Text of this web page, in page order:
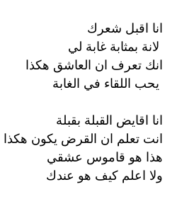
انا اقبل شعرك
ﻻنة بمثابة غابة لي
انك تعرف ان العاشق هكذا
يحب اللقاء في الغابة
انا اقايض القبلة بقبلة
انت تعلم ان القرض يكون هكذا
هذا هو قاموس عشقي
ولا اعلم كيف هو عندك